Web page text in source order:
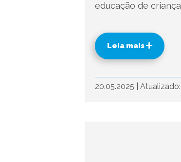
educação de
Leia mais
20.05.2025